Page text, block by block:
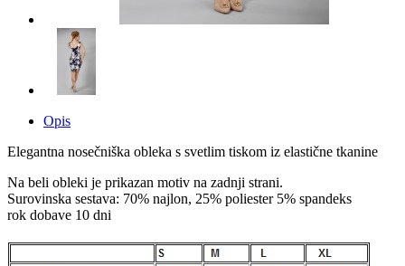
Opis
Elegantna nosečniška obleka s svetlim tiskom iz elastične tkanine
Na beli obleki je prikazan motiv na zadnji strani.
Surovinska sestava: 70% najlon, 25% poliester 5% spandeks
rok dobave 10 dni